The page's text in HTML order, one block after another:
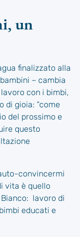
un
finalizzato alla
– cambia
con i bimbi,
di gioia: “come
del prossimo e
questo
convincermi
vita è quello
lavoro di
educati e